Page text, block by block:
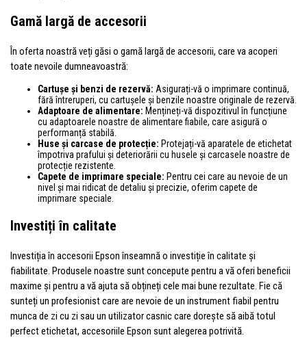
Gamă largă de accesorii
În oferta noastră veți găsi o gamă largă de accesorii, care va acoperi
toate nevoile dumneavoastră:
Cartușe și benzi de rezervă: Asigurați-vă o imprimare continuă,
fără întreruperi, cu cartușele și benzile noastre originale de rezervă.
Adaptoare de alimentare: Mențineți-vă dispozitivul în funcțiune
cu adaptoarele noastre de alimentare fiabile, care asigură o
performanță stabilă.
Huse și carcase de protecție: Protejați-vă aparatele de etichetat
împotriva prafului și deteriorării cu husele și carcasele noastre de
protecție rezistente.
Capete de imprimare speciale: Pentru cei care au nevoie de un
nivel și mai ridicat de detaliu și precizie, oferim capete de
imprimare speciale.
Investiți în calitate
Investiția în accesorii Epson înseamnă o investiție în calitate și
fiabilitate. Produsele noastre sunt concepute pentru a vă oferi beneficii
maxime și pentru a vă ajuta să obțineți cele mai bune rezultate. Fie că
sunteți un profesionist care are nevoie de un instrument fiabil pentru
munca de zi cu zi sau un utilizator casnic care dorește să aibă totul
perfect etichetat, accesoriile Epson sunt alegerea potrivită.